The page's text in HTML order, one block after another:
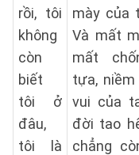
rồi, tôi
không
còn
biết
tôi ở
đâu,
tôi là
mày của
Và mất
mất
tựa, niềm
vui của
đời tao
chẳng